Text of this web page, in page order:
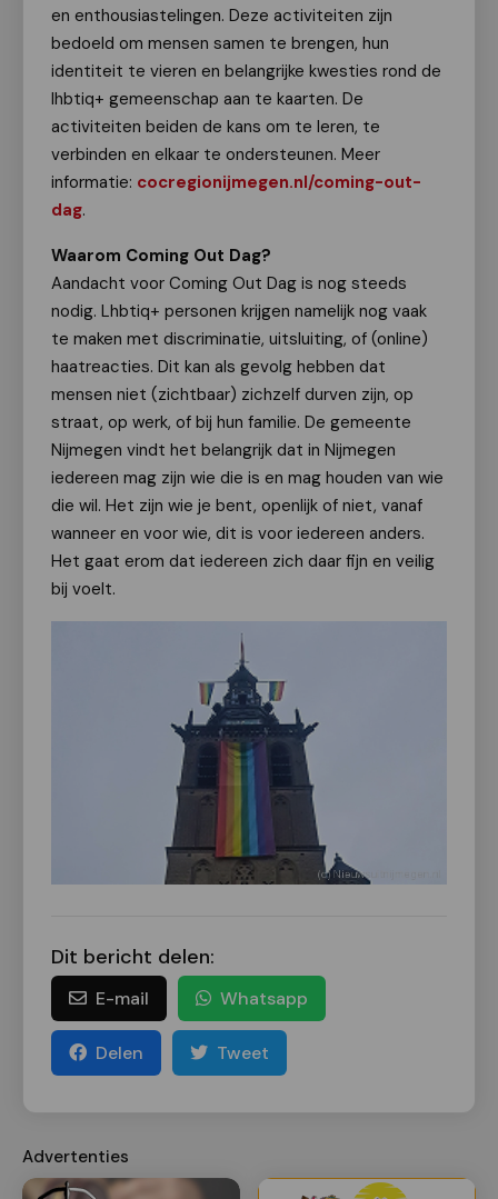
en enthousiastelingen. Deze activiteiten zijn
bedoeld om mensen samen te brengen, hun
identiteit te vieren en belangrijke kwesties rond de
lhbtiq+ gemeenschap aan te kaarten. De
activiteiten beiden de kans om te leren, te
verbinden en elkaar te ondersteunen. Meer
informatie: cocregionijmegen.nl/coming-out-
dag.
Waarom Coming Out Dag?
Aandacht voor Coming Out Dag is nog steeds
nodig. Lhbtiq+ personen krijgen namelijk nog vaak
te maken met discriminatie, uitsluiting, of (online)
haatreacties. Dit kan als gevolg hebben dat
mensen niet (zichtbaar) zichzelf durven zijn, op
straat, op werk, of bij hun familie. De gemeente
Nijmegen vindt het belangrijk dat in Nijmegen
iedereen mag zijn wie die is en mag houden van wie
die wil. Het zijn wie je bent, openlijk of niet, vanaf
wanneer en voor wie, dit is voor iedereen anders.
Het gaat erom dat iedereen zich daar fijn en veilig
bij voelt.
Dit bericht delen:
E-mail Whatsapp
Delen Tweet
Advertenties